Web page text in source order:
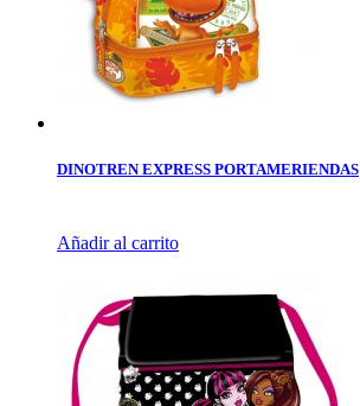
DINOTREN EXPRESS PORTAMERIENDAS
Añadir al carrito